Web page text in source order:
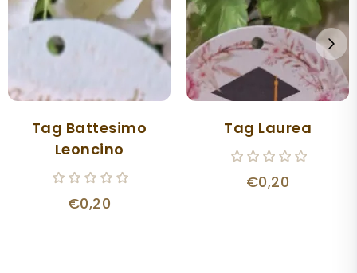
Tag Battesimo
Leoncino
€0,20
Tag Laurea
€0,20